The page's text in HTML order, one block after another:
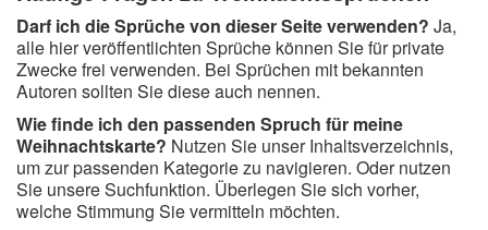
Darf ich die Sprüche von dieser Seite verwenden? Ja,
alle hier veröffentlichten Sprüche können Sie für private
Zwecke frei verwenden. Bei Sprüchen mit bekannten
Autoren sollten Sie diese auch nennen.
Wie finde ich den passenden Spruch für meine
Weihnachtskarte? Nutzen Sie unser Inhaltsverzeichnis,
um zur passenden Kategorie zu navigieren. Oder nutzen
Sie unsere Suchfunktion. Überlegen Sie sich vorher,
welche Stimmung Sie vermitteln möchten.